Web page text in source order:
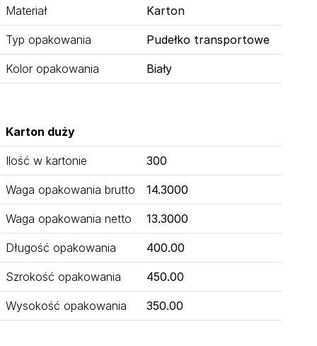
Materiał Karton
Typ opakowania Pudełko transportowe
Kolor opakowania Biały
Karton duży
Ilość w kartonie 300
Waga opakowania brutto 14.3000
Waga opakowania netto 13.3000
Długość opakowania 400.00
Szrokość opakowania 450.00
Wysokość opakowania 350.00